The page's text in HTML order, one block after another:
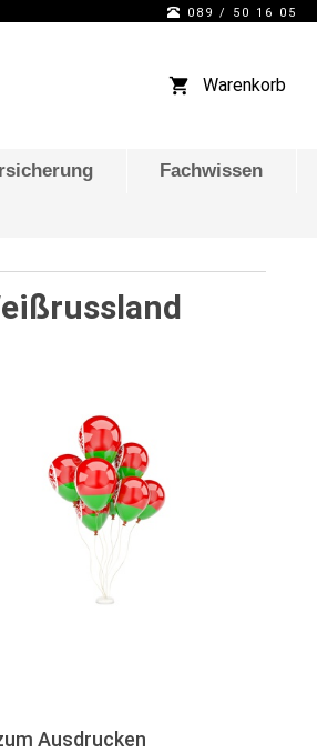
089 / 50 16 05
Warenkorb
Fachwissen
Ausdrucken